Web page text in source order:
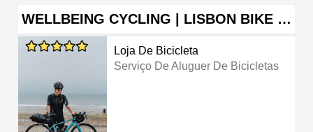
WELLBEING CYCLING | LISBON BIKE …
Loja De Bicicleta
Serviço De Aluguer De Bicicletas